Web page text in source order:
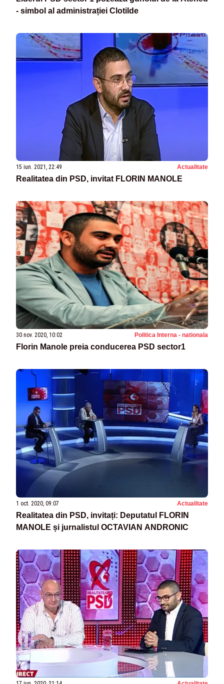
- simbol al administrației Clotilde
15 iun. 2021, 22:49 Actualitate
Realitatea din PSD, invitat FLORIN MANOLE
30 nov. 2020, 10:02 Politica Interna - nationala
Florin Manole preia conducerea PSD sector1
1 oct. 2020, 09:07 Actualitate
Realitatea din PSD, invitați: Deputatul FLORIN
MANOLE și jurnalistul OCTAVIAN ANDRONIC